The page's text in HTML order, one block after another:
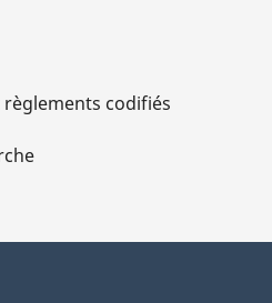
règlements codifiés